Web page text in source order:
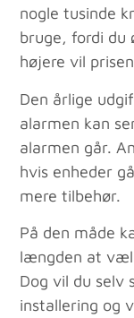
nogle tusinde
bruge, fordi
højere vil
Den årlige
alarmen kan
alarmen går.
hvis enheder
mere tilbehør.
På den måde
længden at
Dog vil du selv
installering og